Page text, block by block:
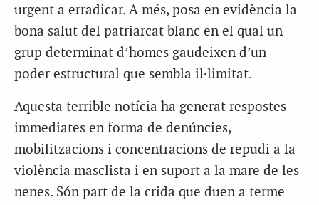
urgent a erradicar. A més, posa en evidència la
bona salut del patriarcat blanc en el qual un
grup determinat d’homes gaudeixen d’un
poder estructural que sembla il·limitat.
Aquesta terrible notícia ha generat respostes
immediates en forma de denúncies,
mobilitzacions i concentracions de repudi a la
violència masclista i en suport a la mare de les
nenes. Són part de la crida que duen a terme